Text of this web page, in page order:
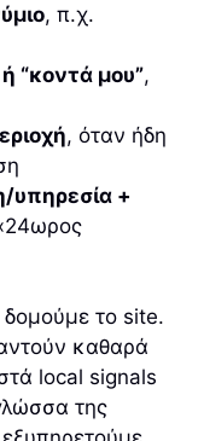
, π.χ.
“κοντά μου”,
, όταν ήδη
υπηρεσία +
το site.
καθαρά
local signals
της